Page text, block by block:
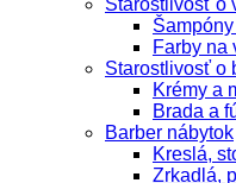
Farby na
Starostlivosť o
Krémy a
Brada a
Barber nábytok
Kreslá,
Zrkadlá,